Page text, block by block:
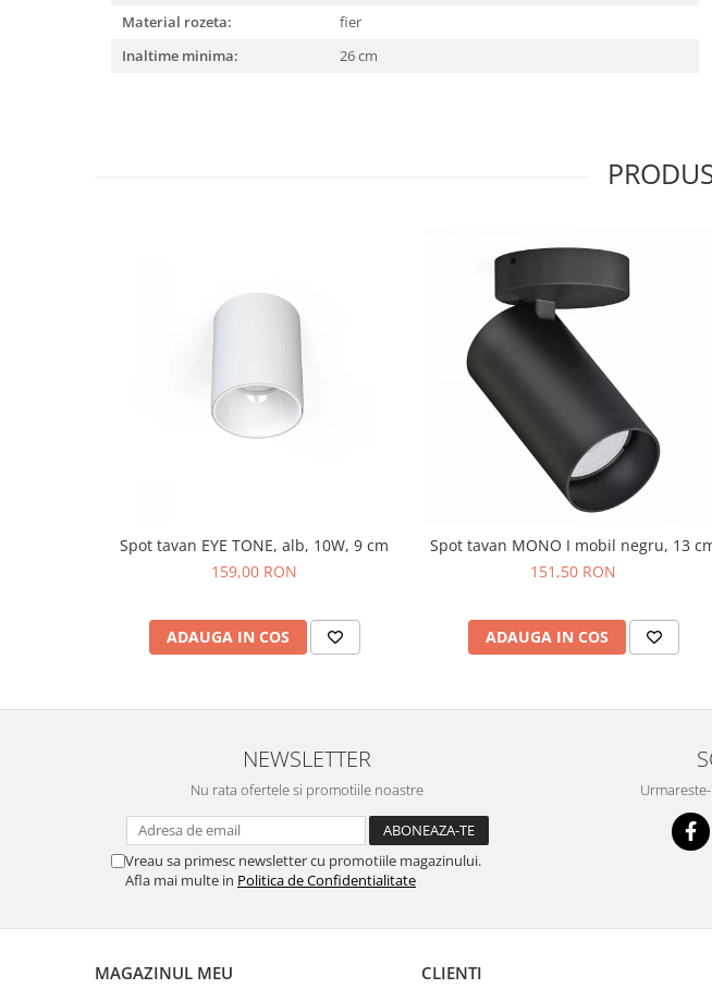
Material rozeta:
fier
Inaltime minima:
26 cm
Spot tavan EYE TONE, alb, 10W, 9 cm
159,00 RON
ADAUGA IN COS
Spot tavan MONO I mobil negru, 13
151,50 RON
ADAUGA IN COS
NEWSLETTER
Nu rata ofertele si promotiile noastre
Vreau sa primesc newsletter cu promotiile magazinului.
Afla mai multe in Politica de Confidentialitate
MAGAZINUL MEU CLIENTI